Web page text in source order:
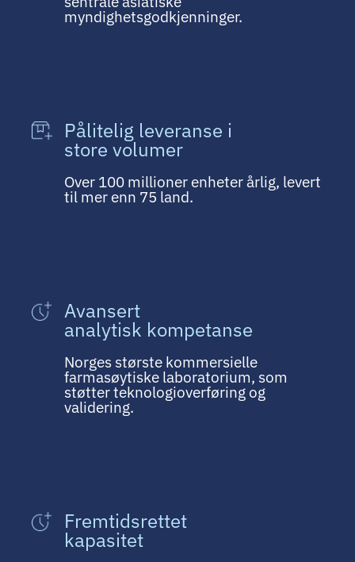
myndighetsgodkjenninger.
Pålitelig leveranse i
store volumer
Over 100 millioner enheter årlig, levert
til mer enn 75 land.
Avansert
analytisk kompetanse
Norges største kommersielle
farmasøytiske laboratorium, som
støtter teknologioverføring og
validering.
Fremtidsrettet
kapasitet